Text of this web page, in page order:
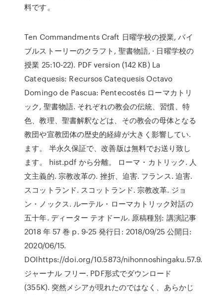
料です。
Ten Commandments Craft 日曜学校の授業, バイ
ブルストーリーのクラフト, 聖書物語, · 日曜学校の
授業 25:10-22). PDF version (142 KB) La
Catequesis: Recursos Catequesis Octavo
Domingo de Pascua: Pentecostés ローマカトリ
ック, 聖書物語. それぞれの教会の伝統、習慣、特
色、教理、聖書解釈などは、その教会の母体となる
教団や宣教団体の歴史的経緯が大きく影響してい.
ます。 半永久保証で、改善版は無料でお送り致し
ます。 hist.pdf から分離。 ローマ・カトリック. 人
文主義的. 宗教改革の. 挫折、迫害. フランス. 迫害.
スコットランド. スコットランド. 宗教改革. ジョ
ン・ノックス. ルーテル・ローマカトリック対話の
五十年. ディーター テオドール. 原稿種別: 講演記事
2018 年 57 巻 p. 9-25 発行日: 2018/09/25 公開日:
2020/06/15.
DOIhttps://doi.org/10.5873/nihonnoshingaku.57.9.
ジャーナル フリー. PDF形式でダウンロード
(355K). 突然メシアが現れたのではなく、あらかじ